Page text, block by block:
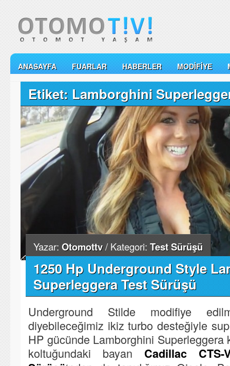
ANASAYFA FUARLAR HABERLER MODIFIYE
Etiket: Lamborghini
Yazar: Otomottv/ Kategori: Test Sürüşü
1250 Hp Underground Style
Superleggera Test Sürüşü
Underground Stilde modifiye
diyebileceğimiz ikiz turbo desteğiyle
HP gücünde Lamborghini Superleggera
koltuğundaki bayan Cadillac